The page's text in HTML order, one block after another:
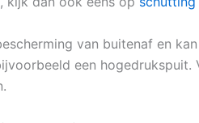
van buitenaf en
een